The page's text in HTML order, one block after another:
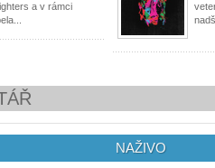
a v rámci
NAŽIVO